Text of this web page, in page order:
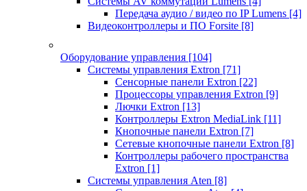
Передача аудио / видео по IP Lumens [4]
Видеоконтроллеры и ПО Forsite [8]
Оборудование управления [104]
Системы управления Extron [71]
Сенсорные панели Extron [22]
Процессоры управления Extron [9]
Лючки Extron [13]
Контроллеры Extron MediaLink [11]
Кнопочные панели Extron [7]
Сетевые кнопочные панели Extron [8]
Контроллеры рабочего пространства
Extron [1]
Системы управления Aten [8]